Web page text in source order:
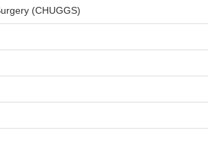
(CHUGGS)